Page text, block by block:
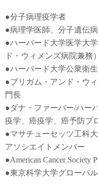
●分子病理疫学者
●病理学医師、分子遺伝
●ハーバード大学医学大
ド・ウィメンズ病院兼務）
●ハーバード大学公衆衛
●ブリガム・アンド・ウ
門長
●ダナ・ファーバー/ハー
疫学
癌疫学 、癌予防プ
●マサチューセッツ工科
アソシエイトメンバー
●American Cancer Society
●東京科学大学グローバ